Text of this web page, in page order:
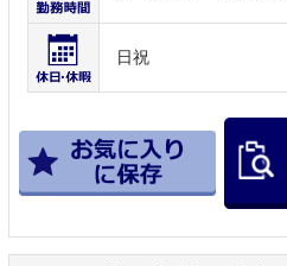
日祝